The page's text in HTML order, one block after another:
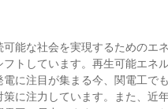
能な社会を実現するためのエ
トしています。再生可能エネ
に注目が集まる今、関電工で
に注力しています。また、近